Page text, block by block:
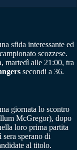
sfida interessante ed
scozzese.
martedì alle 21:00, tra
secondi a 36.
giornata lo scontro
McGregor), dopo
loro prima partita
sperano di
al titolo.